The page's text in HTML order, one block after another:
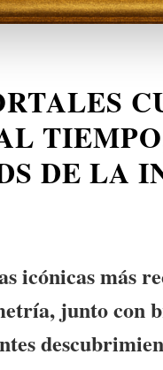
DE LA
icónicas más
junto con